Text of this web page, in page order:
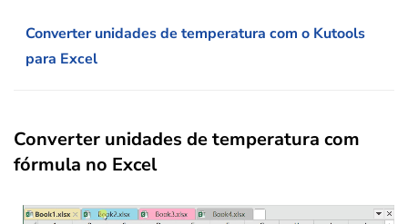
Converter unidades de temperatura com o Kutools
para Excel
Converter unidades de temperatura com
fórmula no Excel